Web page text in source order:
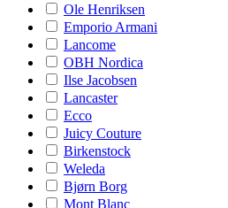
Ole Henriksen
Emporio Armani
Lancome
OBH Nordica
Ilse Jacobsen
Lancaster
Ecco
Juicy Couture
Birkenstock
Weleda
Bjørn Borg
Mont Blanc